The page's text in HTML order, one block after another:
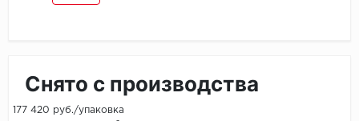
Снято с производства
177 420 руб./упаковка